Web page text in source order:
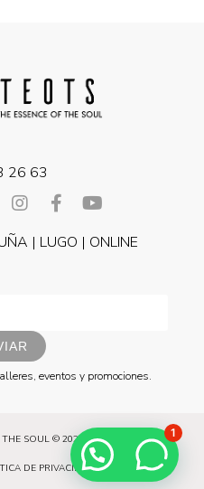
26 63
| LUGO | ONLINE
eventos y promociones.
SOUL © 2021
DE PRIVACIDAD
1